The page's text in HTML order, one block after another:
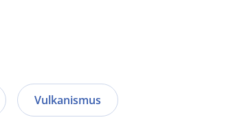
Vulkanismus